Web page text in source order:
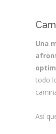
Una
todo
Así